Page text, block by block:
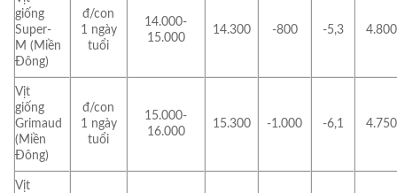
giống
Super-
M (Miền
Đông)
đ/con
1 ngày
tuổi
14.000-
15.000
14.300 -800 -5,3 4.800
Vịt
giống
Grimaud
(Miền
Đông)
đ/con
1 ngày
tuổi
15.000-
16.000
15.300 -1.000 -6,1 4.750
Vịt